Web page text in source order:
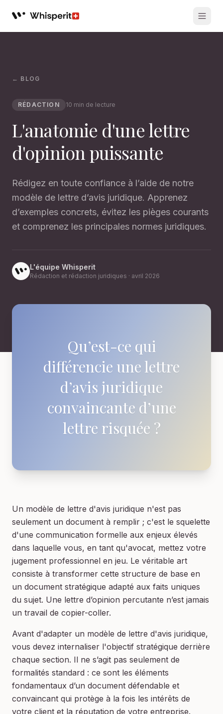
Whisperit AI legal workspace
← BLOG
RÉDACTION 10 min de lecture
L'anatomie d'une lettre
d'opinion puissante
Rédigez en toute confiance à l’aide de notre
modèle de lettre d’avis juridique. Apprenez
d’exemples concrets, évitez les pièges courants
et comprenez les principales normes juridiques.
L'équipe Whisperit
Rédaction et rédaction juridiques · avril 2026
Qu’est-ce qui
différencie une lettre
d’avis juridique
convaincante d’une
lettre risquée ?
Un modèle de lettre d'avis juridique n'est pas
seulement un document à remplir ; c'est le squelette
d'une communication formelle aux enjeux élevés
dans laquelle vous, en tant qu'avocat, mettez votre
jugement professionnel en jeu. Le véritable art
consiste à transformer cette structure de base en
un document stratégique adapté aux faits uniques
du sujet. Une lettre d’opinion percutante n’est jamais
un travail de copier-coller.
Avant d'adapter un modèle de lettre d'avis juridique,
vous devez internaliser l'objectif stratégique derrière
chaque section. Il ne s’agit pas seulement de
formalités standard : ce sont les éléments
fondamentaux d’un document défendable et
convaincant qui protège à la fois les intérêts de
votre client et la réputation de votre entreprise.